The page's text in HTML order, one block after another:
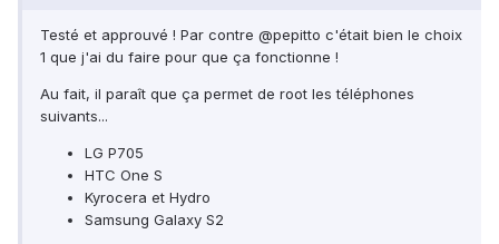
Testé et approuvé ! Par contre @pepitto c'était bien le choix
1 que j'ai du faire pour que ça fonctionne !
Au fait, il paraît que ça permet de root les téléphones
suivants...
LG P705
HTC One S
Kyrocera et Hydro
Samsung Galaxy S2